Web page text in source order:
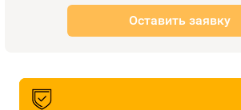
Оставить заявку